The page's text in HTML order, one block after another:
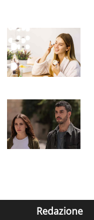
Redazione